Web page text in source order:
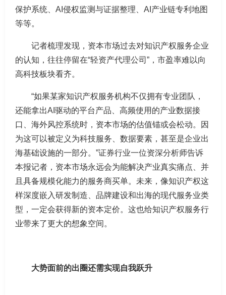
保护系统、AI侵权监测与证据整理、AI产业链专利地图
等等。
记者梳理发现，资本市场过去对知识产权服务企业
的认知，往往停留在“轻资产代理公司”，市盈率难以向
高科技板块看齐。
“如果某家知识产权服务机构不仅拥有专业团队，
还能拿出AI驱动的平台产品、高频使用的产业数据接
口、海外风控系统时，资本市场的估值锚或会松动。因
为这可以被定义为科技服务、数据要素，甚至是企业出
海基础设施的一部分。”证券行业一位资深分析师告诉
本报记者，资本市场永远会为能解决产业真实痛点、并
且具备规模化能力的服务商买单。未来，像知识产权这
样深度嵌入研发制造、品牌建设和出海的现代服务业类
型，一定会获得新的资本定价。这也给知识产权服务行
业带来了更大的想象空间。
大势面前的出圈还需实现自我跃升